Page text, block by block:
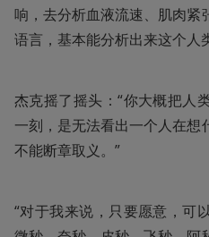
响，去分析血液流速、肌肉紧
语言，基本能分析出来这个人
杰克摇了摇头：“你大概把人
一刻，是无法看出一个人在
不能断章取义。”
“对于我来说，只要愿意，可